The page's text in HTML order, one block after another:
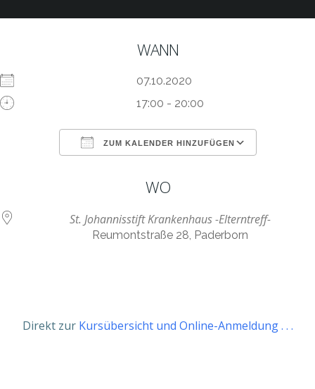
WANN
07.10.2020
17:00 - 20:00
ZUM KALENDER HINZUFÜGEN
WO
St. Johannisstift Krankenhaus -Elterntreff-
Reumontstraße 28, Paderborn
Direkt zur Kursübersicht und Online-Anmeldung . . .